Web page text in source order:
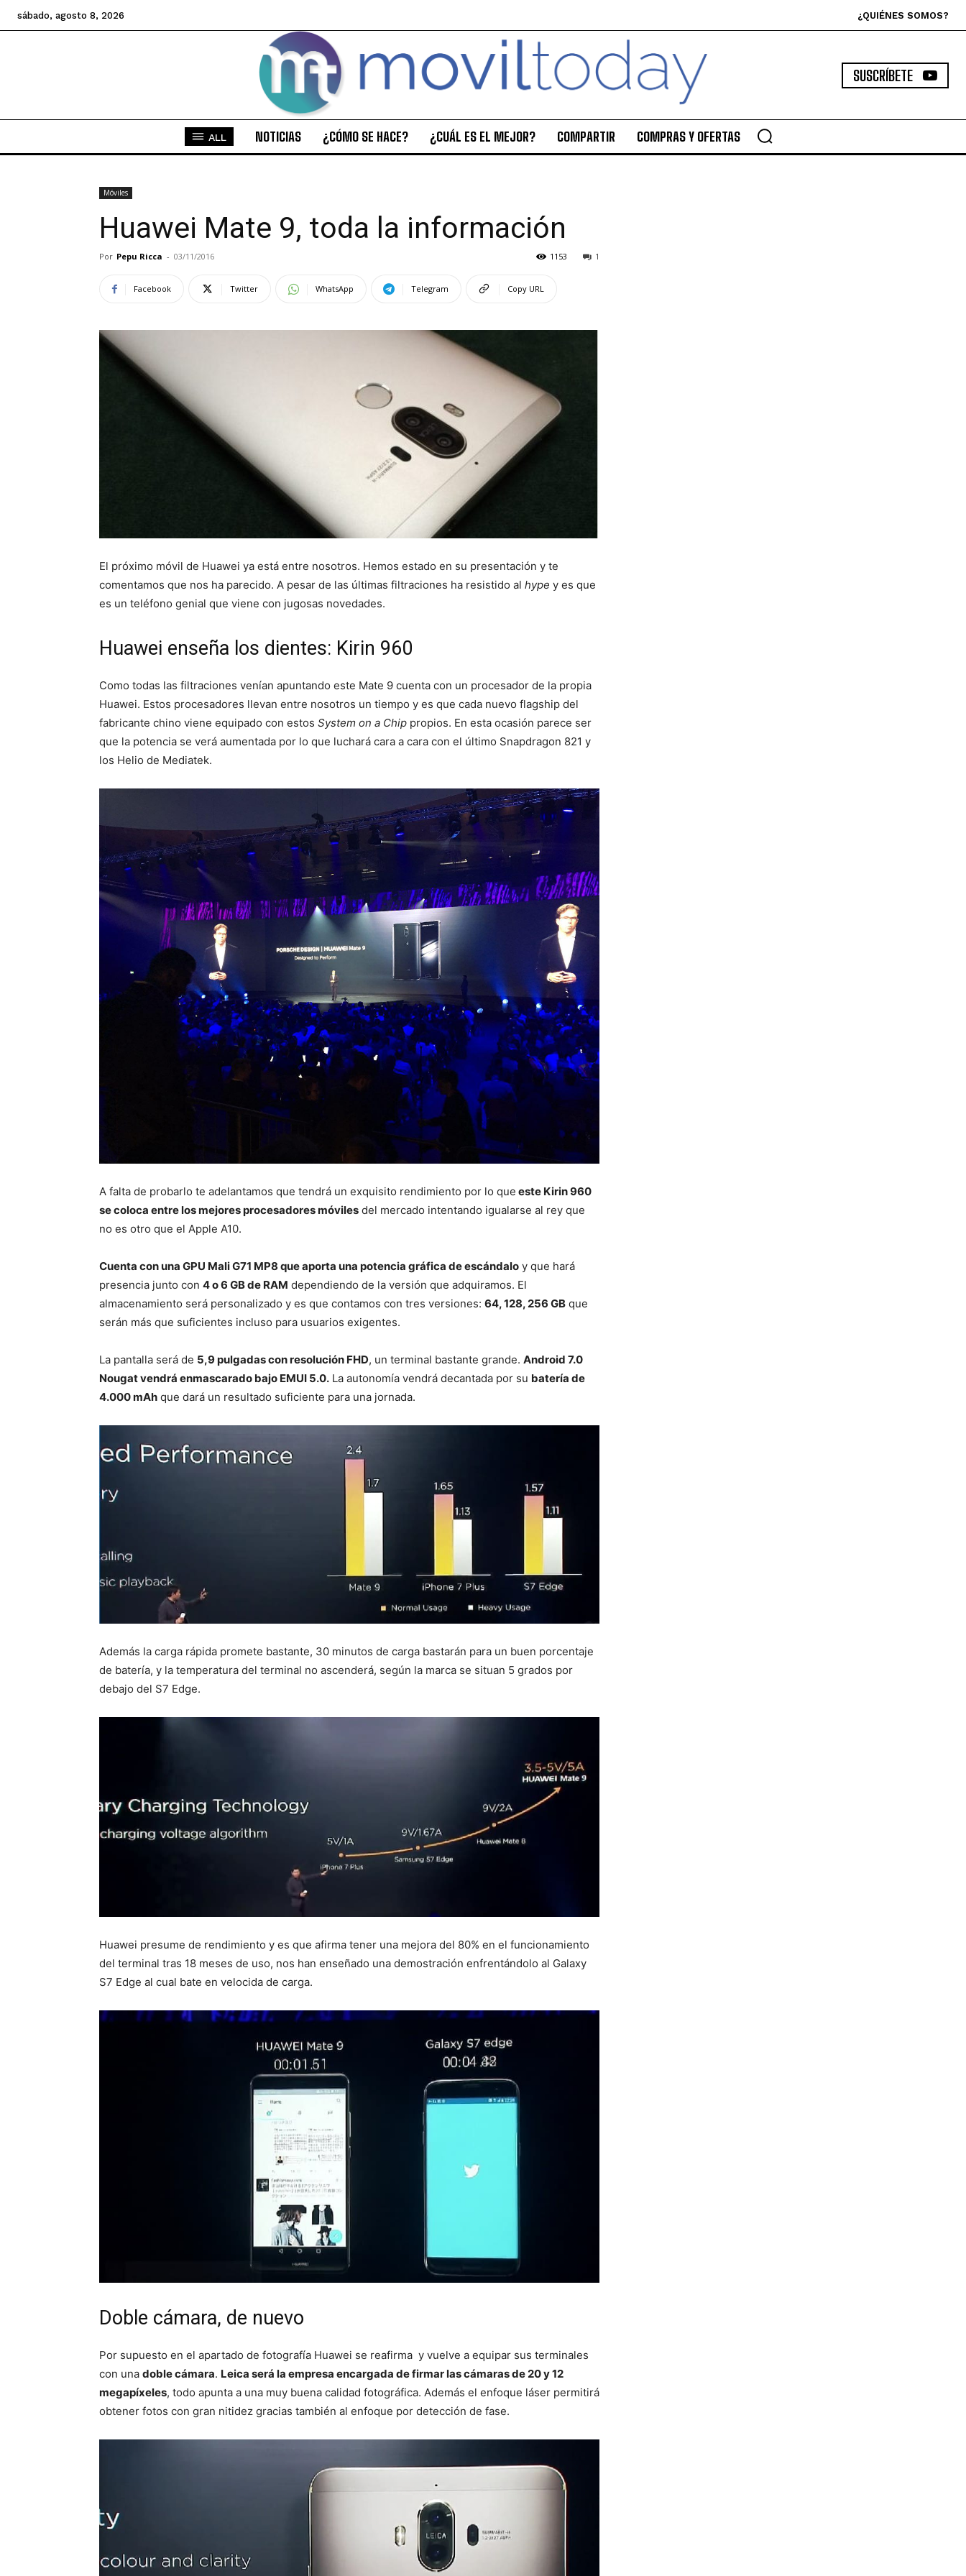
sábado, agosto 8, 2026 ¿QUIÉNES SOMOS?
SUSCRÍBETE
ALL NOTICIAS ¿CÓMO SE HACE? ¿CUÁL ES EL MEJOR? COMPARTIR COMPRAS Y OFERTAS
Móviles
Huawei Mate 9, toda la información
Por Pepu Ricca - 03/11/2016 1
1153
Facebook Twitter WhatsApp Telegram Copy URL
El próximo móvil de Huawei ya está entre nosotros. Hemos estado en su presentación y te
comentamos que nos ha parecido. A pesar de las últimas filtraciones ha resistido al hype y es que
es un teléfono genial que viene con jugosas novedades.
Huawei enseña los dientes: Kirin 960
Como todas las filtraciones venían apuntando este Mate 9 cuenta con un procesador de la propia
Huawei. Estos procesadores llevan entre nosotros un tiempo y es que cada nuevo flagship del
fabricante chino viene equipado con estos System on a Chip propios. En esta ocasión parece ser
que la potencia se verá aumentada por lo que luchará cara a cara con el último Snapdragon 821 y
los Helio de Mediatek.
A falta de probarlo te adelantamos que tendrá un exquisito rendimiento por lo que este Kirin 960
se coloca entre los mejores procesadores móviles del mercado intentando igualarse al rey que
no es otro que el Apple A10.
Cuenta con una GPU Mali G71 MP8 que aporta una potencia gráfica de escándalo y que hará
presencia junto con 4 o 6 GB de RAM dependiendo de la versión que adquiramos. El
almacenamiento será personalizado y es que contamos con tres versiones: 64, 128, 256 GB que
serán más que suficientes incluso para usuarios exigentes.
La pantalla será de 5,9 pulgadas con resolución FHD, un terminal bastante grande. Android 7.0
Nougat vendrá enmascarado bajo EMUI 5.0. La autonomía vendrá decantada por su batería de
4.000 mAh que dará un resultado suficiente para una jornada.
Además la carga rápida promete bastante, 30 minutos de carga bastarán para un buen porcentaje
de batería, y la temperatura del terminal no ascenderá, según la marca se situan 5 grados por
debajo del S7 Edge.
Huawei presume de rendimiento y es que afirma tener una mejora del 80% en el funcionamiento
del terminal tras 18 meses de uso, nos han enseñado una demostración enfrentándolo al Galaxy
S7 Edge al cual bate en velocida de carga.
Doble cámara, de nuevo
Por supuesto en el apartado de fotografía Huawei se reafirma y vuelve a equipar sus terminales
con una doble cámara. Leica será la empresa encargada de firmar las cámaras de 20 y 12
megapíxeles, todo apunta a una muy buena calidad fotográfica. Además el enfoque láser permitirá
obtener fotos con gran nitidez gracias también al enfoque por detección de fase.